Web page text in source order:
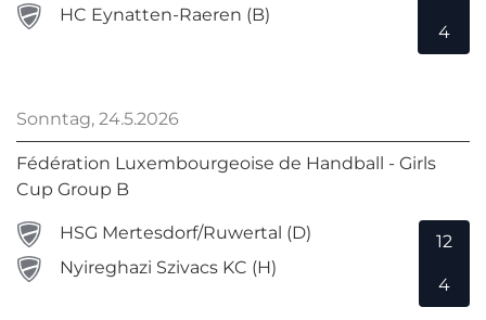
HC Eynatten-Raeren (B)
4
Sonntag, 24.5.2026
Fédération Luxembourgeoise de Handball - Girls
Cup Group B
HSG Mertesdorf/Ruwertal (D)
Nyireghazi Szivacs KC (H)
12
4